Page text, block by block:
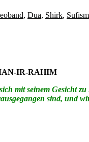
, Dua, Shirk,
IR-RAHIM
mit seinem Gesicht
sind, und